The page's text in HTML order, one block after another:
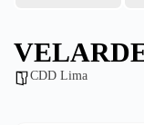
CDD Lima